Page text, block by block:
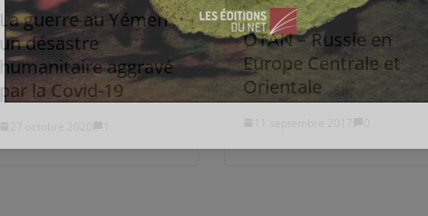
La guerre au Yémen :
un désastre
humanitaire aggravé
par la Covid-19
OTAN – Russie en
Europe Centrale et
Orientale